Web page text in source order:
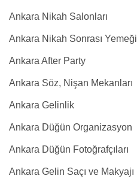
Ankara Nikah Salonları
Ankara Nikah Sonrası Yemeği
Ankara After Party
Ankara Söz, Nişan Mekanları
Ankara Gelinlik
Ankara Düğün Organizasyon
Ankara Düğün Fotoğrafçıları
Ankara Gelin Saçı ve Makyajı